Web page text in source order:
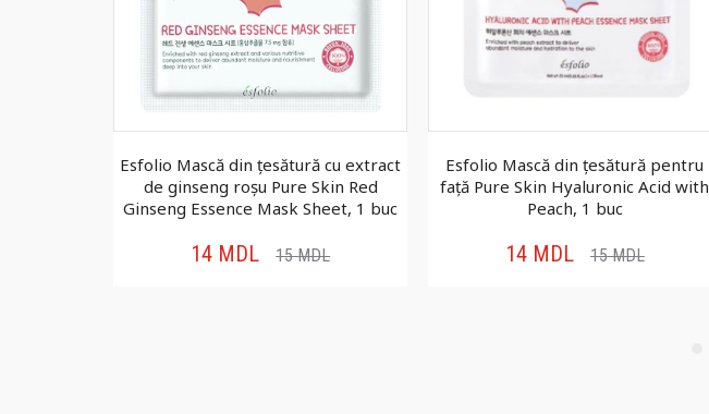
Esfolio Mască din țesătură cu extract
de ginseng roșu Pure Skin Red
Ginseng Essence Mask Sheet, 1 buc
14 MDL 15MDL
Esfolio Mască din țesătură pentru
față Pure Skin Hyaluronic Acid with
Peach, 1 buc
14MDL 15MDL